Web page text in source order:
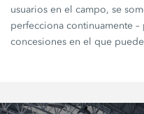
usuarios en el campo, se
perfecciona continuamente
concesiones en el que